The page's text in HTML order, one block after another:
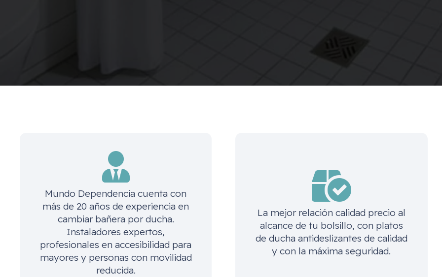
Mundo Dependencia cuenta con
más de 20 años de experiencia en
cambiar bañera por ducha.
Instaladores expertos,
profesionales en accesibilidad para
mayores y personas con movilidad
reducida.
La mejor relación calidad precio al
alcance de tu bolsillo, con platos
de ducha antideslizantes de calidad
y con la máxima seguridad.